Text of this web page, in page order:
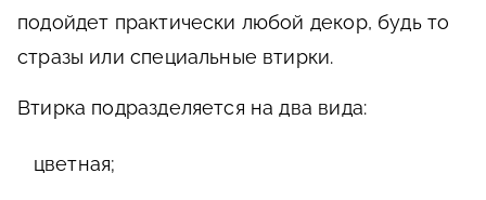
подойдет практически любой декор, будь то
стразы или специальные втирки.
Втирка подразделяется на два вида:
цветная;